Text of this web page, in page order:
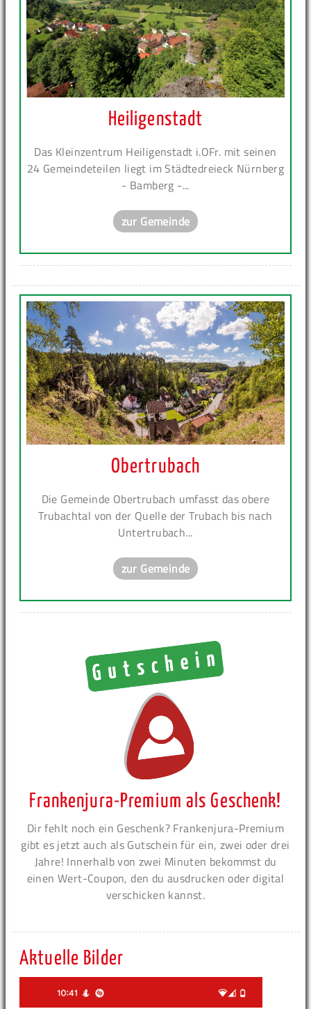
Heiligenstadt
Das Kleinzentrum Heiligenstadt i.OFr. mit seinen
24 Gemeindeteilen liegt im Städtedreieck Nürnberg
- Bamberg -...
zur Gemeinde
Obertrubach
Die Gemeinde Obertrubach umfasst das obere
Trubachtal von der Quelle der Trubach bis nach
Untertrubach...
zur Gemeinde
Frankenjura-Premium als Geschenk!
Dir fehlt noch ein Geschenk? Frankenjura-Premium
gibt es jetzt auch als Gutschein für ein, zwei oder drei
Jahre! Innerhalb von zwei Minuten bekommst du
einen Wert-Coupon, den du ausdrucken oder digital
verschicken kannst.
Aktuelle Bilder